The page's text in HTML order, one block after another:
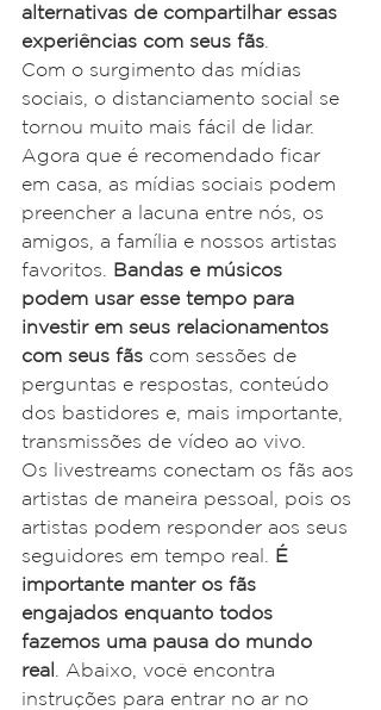
alternativas de compartilhar essas
experiências com seus fãs
Com o surgimento das mídias
sociais, o distanciamento social se
tornou muito mais fácil de lidar.
Agora que é recomendado ficar
em casa, as mídias sociais podem
preencher a lacuna entre nós, os
amigos, a família e nossos artistas
favoritos. Bandas e músicos
podem usar esse tempo para
investir em seus relacionamentos
com seus fãs com sessões de
perguntas e respostas, conteúdo
dos bastidores e, mais importante,
transmissões de vídeo ao vivo.
Os livestreams conectam os fãs aos
artistas de maneira pessoal, pois os
artistas podem responder aos seus
seguidores em tempo real. É
importante manter os fãs
engajados enquanto todos
fazemos uma pausa do mundo
real . Abaixo, você encontra
instruções para entrar no ar no